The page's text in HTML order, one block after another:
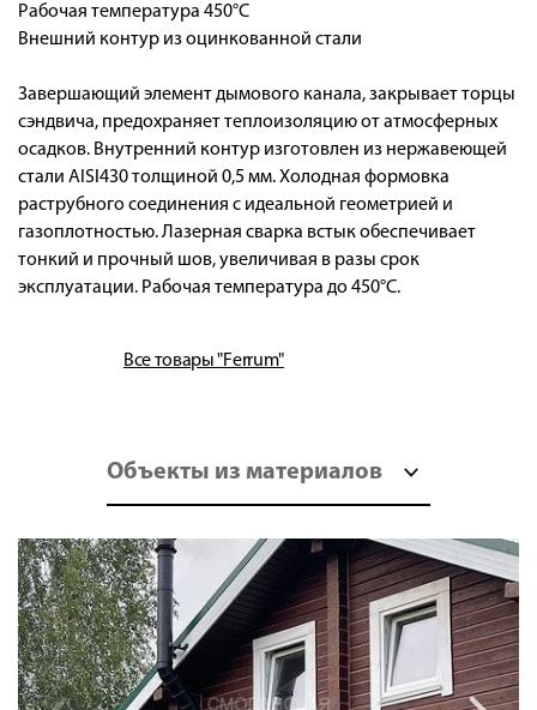
Рабочая температура 450°С
Внешний контур из оцинкованной стали
Завершающий элемент дымового канала, закрывает торцы
сэндвича, предохраняет теплоизоляцию от атмосферных
осадков. Внутренний контур изготовлен из нержавеющей
стали AISI430 толщиной 0,5 мм. Холодная формовка
раструбного соединения с идеальной геометрией и
газоплотностью. Лазерная сварка встык обеспечивает
тонкий и прочный шов, увеличивая в разы срок
эксплуатации. Рабочая температура до 450°С.
Все товары "Ferrum"
Объекты из материалов